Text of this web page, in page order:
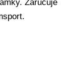
Zaručuje